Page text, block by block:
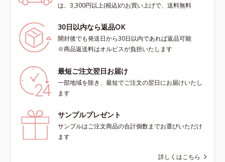
は、3,300円以上(税込)のお買い上げで、送料無料
30日以内なら返品OK
開封後でも発送日から30日以内であれば返品可能
※商品返送料はオルビスが負担いたします
最短ご注文翌日お届け
一部地域を除き、最短でご注文の翌日にお届けいたし
ます
サンプルプレゼント
サンプルはご注文商品の合計個数までお選びいただけ
ます
詳しくはこちら